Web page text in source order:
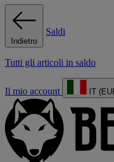
Indietro
Saldi
Tutti gli articoli in saldo
Il mio account IT